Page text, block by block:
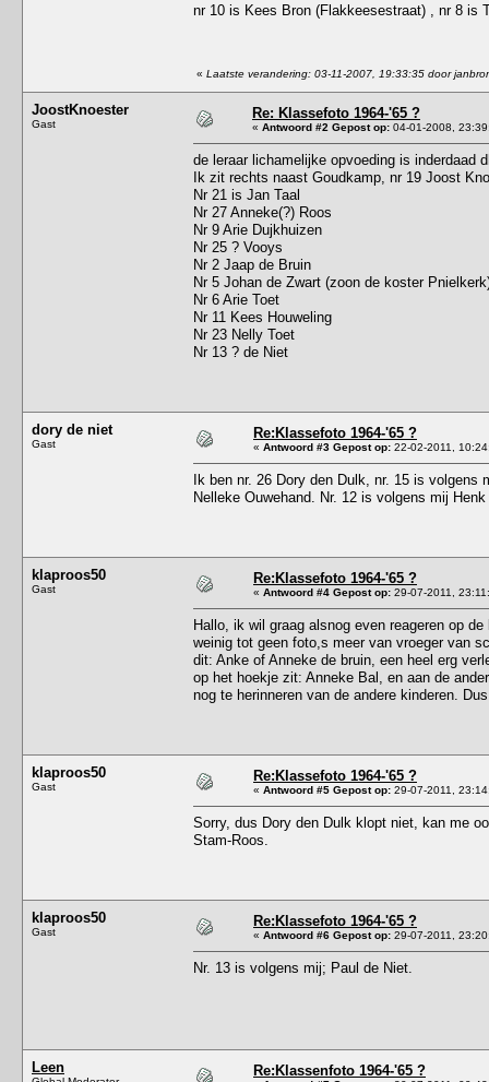
nr 10 is Kees Bron (Flakkeesestraat) , nr 8 is
« Laatste verandering: 03-11-2007, 19:33:35 door
JoostKnoester
Gast
Re: Klassefoto 1964-'65 ?
« Antwoord #2 Gepost op: 04-01-2008,
de leraar lichamelijke opvoeding is inderdaad
Ik zit rechts naast Goudkamp, nr 19 Joost
Nr 21 is Jan Taal
Nr 27 Anneke(?) Roos
Nr 9 Arie Dujkhuizen
Nr 25 ? Vooys
Nr 2 Jaap de Bruin
Nr 5 Johan de Zwart (zoon de koster
Nr 6 Arie Toet
Nr 11 Kees Houweling
Nr 23 Nelly Toet
Nr 13 ? de Niet
dory de niet
Gast
Re:Klassefoto 1964-'65 ?
« Antwoord #3 Gepost op: 22-02-2011,
Ik ben nr. 26 Dory den Dulk, nr. 15 is
Nelleke Ouwehand. Nr. 12 is volgens mij
klaproos50
Gast
Re:Klassefoto 1964-'65 ?
« Antwoord #4 Gepost op: 29-07-2011,
Hallo, ik wil graag alsnog even reageren op
weinig tot geen foto,s meer van vroeger van
dit: Anke of Anneke de bruin, een heel erg
op het hoekje zit: Anneke Bal, en aan de
nog te herinneren van de andere kinderen.
klaproos50
Gast
Re:Klassefoto 1964-'65 ?
« Antwoord #5 Gepost op: 29-07-2011,
Sorry, dus Dory den Dulk klopt niet, kan me
Stam-Roos.
klaproos50
Gast
Re:Klassefoto 1964-'65 ?
« Antwoord #6 Gepost op: 29-07-2011,
Nr. 13 is volgens mij; Paul de Niet.
Leen Re:Klassenfoto 1964-'65 ?